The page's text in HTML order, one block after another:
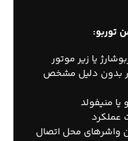
توربو:
یا زیر موتور
بدون دلیل مشخص
منیفولد
عملکرد
محل اتصال